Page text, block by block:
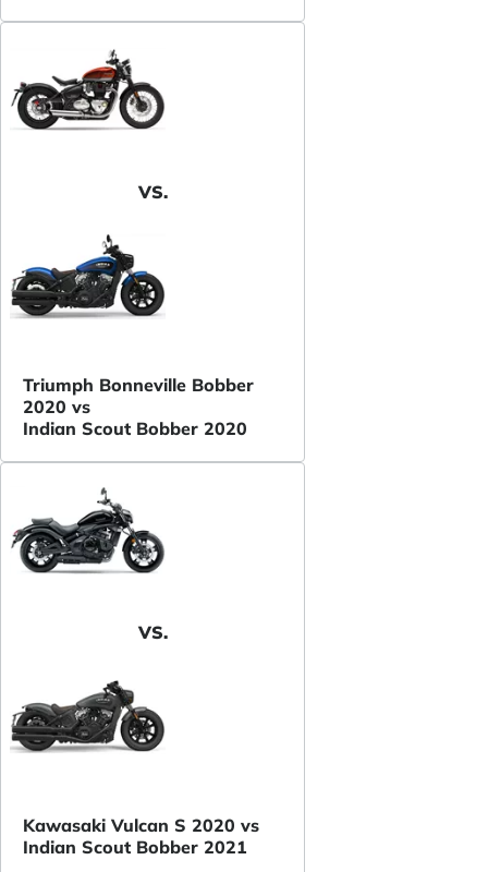
VS.
Triumph Bonneville Bobber
2020 vs
Indian Scout Bobber 2020
VS.
Kawasaki Vulcan S 2020 vs
Indian Scout Bobber 2021